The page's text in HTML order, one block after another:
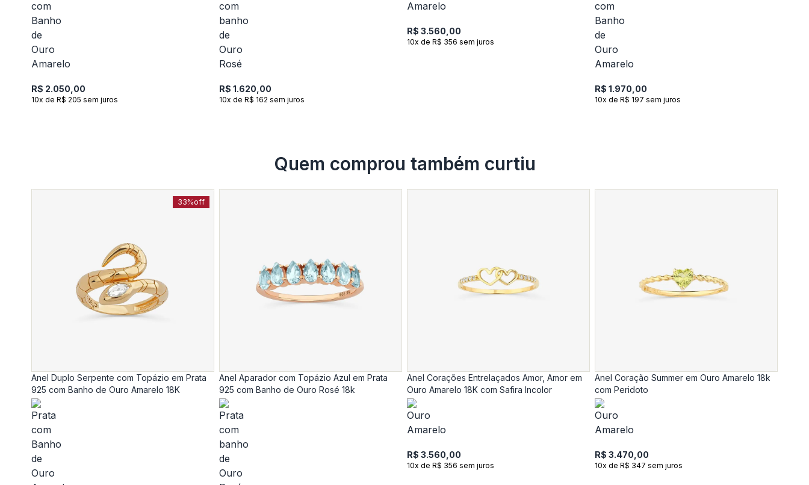
R$ 2.050,00
10x de R$ 205 sem juros
R$ 1.620,00
10x de R$ 162 sem juros
R$ 3.560,00
10x de R$ 356 sem juros
R$ 1.970,00
10x de R$ 197 sem juros
Quem comprou também curtiu
33%off
Anel Duplo Serpente com Topázio em Prata
925 com Banho de Ouro Amarelo 18K
Anel Aparador com Topázio Azul em Prata
925 com Banho de Ouro Rosé 18k
Anel Corações Entrelaçados Amor, Amor em
Ouro Amarelo 18K com Safira Incolor
R$ 3.560,00
10x de R$ 356 sem juros
Anel Coração Summer em Ouro Amarelo 18k
com Peridoto
R$ 3.470,00
10x de R$ 347 sem juros